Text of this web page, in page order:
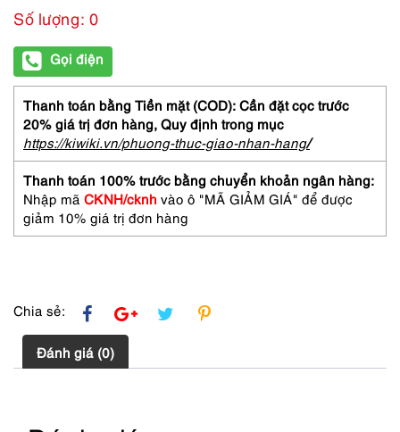
Số lượng: 0
Gọi điện
Thanh toán bằng Tiền mặt (COD): Cần đặt cọc trước
20% giá trị đơn hàng, Quy định trong mục
https://kiwiki.vn/phuong-thuc-giao-nhan-hang/
Thanh toán 100% trước bằng chuyển khoản ngân hàng:
Nhập mã CKNH/cknh vào ô "MÃ GIẢM GIÁ" để được
giảm 10% giá trị đơn hàng
Chia sẻ:
Đánh giá (0)